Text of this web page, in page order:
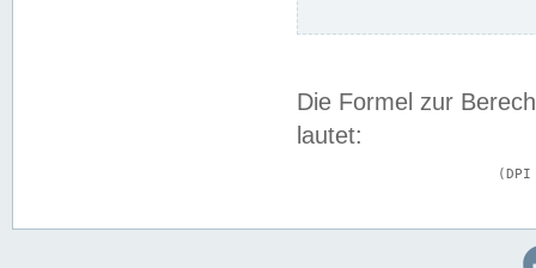
Die Formel zur
lautet: